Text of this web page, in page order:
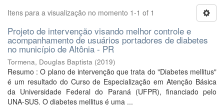
Itens para a visualização no momento 1-1 of 1
Projeto de intervenção visando melhor controle e
acompanhamento de usuários portadores de diabetes
no município de Altônia - PR
Tormena, Douglas Baptista (2019)
Resumo : O plano de intervenção que trata do "Diabetes mellitus"
é um resultado do Curso de Especialização em Atenção Básica
da Universidade Federal do Paraná (UFPR), financiado pelo
UNA-SUS. O diabetes mellitus é uma ...